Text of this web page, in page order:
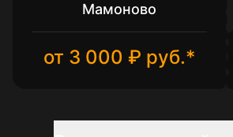
Мамоново
от 3 000 ₽ руб.*